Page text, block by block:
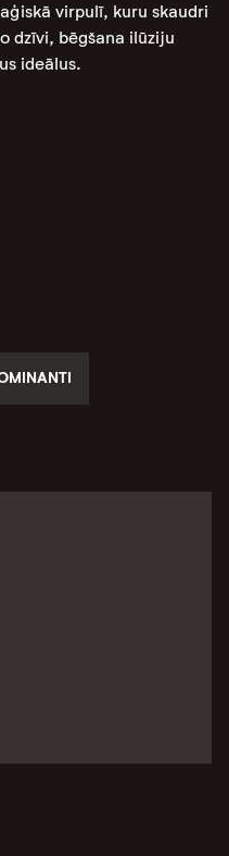
virpulī, kuru skaudri
dzīvi, bēgšana ilūziju
ideālus.